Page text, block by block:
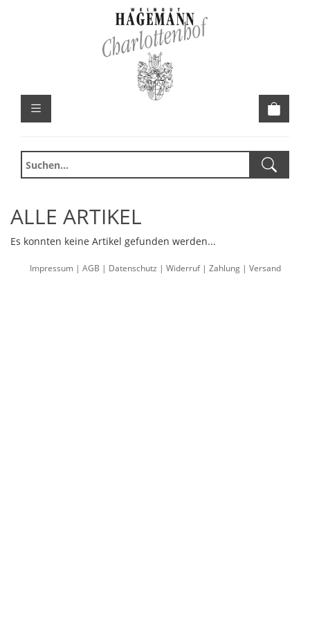
ALLE ARTIKEL
Es konnten keine Artikel gefunden werden...
Impressum | AGB | Datenschutz | Widerruf | Zahlung | Versand